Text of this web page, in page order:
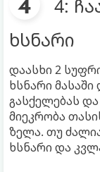
4:
ხსნარი
დაასხი 2
ხსნარი მასაში
გასქელებას
მიეკრობა
ზელა. თუ
ხსნარი და